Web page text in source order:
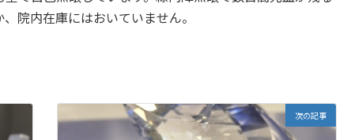
院内在庫にはおいていません。
次の記事